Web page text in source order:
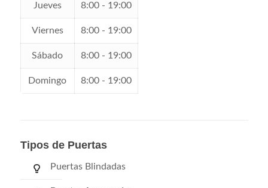
Jueves 8:00 - 19:00
Viernes 8:00 - 19:00
Sábado 8:00 - 19:00
Domingo 8:00 - 19:00
Tipos de Puertas
Puertas Blindadas